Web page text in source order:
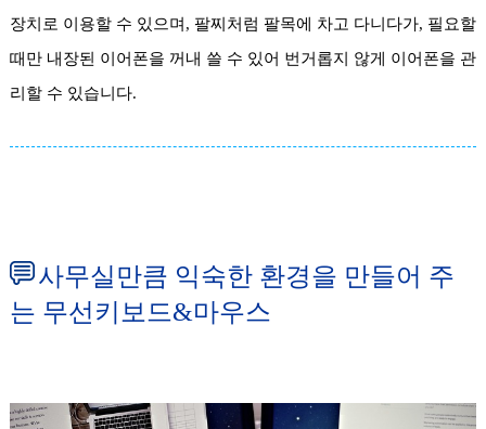
장치로 이용할 수 있으며, 팔찌처럼 팔목에 차고 다니다가, 필요할
때만 내장된 이어폰을 꺼내 쓸 수 있어 번거롭지 않게 이어폰을 관
리할 수 있습니다.
사무실만큼 익숙한 환경을 만들어 주
는 무선키보드&마우스